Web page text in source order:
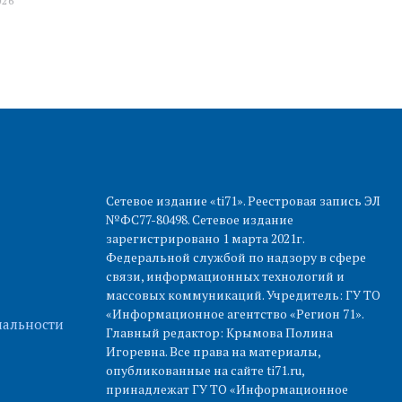
Сетевое издание «ti71». Реестровая запись ЭЛ
№ФС77-80498. Сетевое издание
зарегистрировано 1 марта 2021г.
Федеральной службой по надзору в сфере
связи, информационных технологий и
массовых коммуникаций. Учредитель: ГУ ТО
«Информационное агентство «Регион 71».
Главный редактор: Крымова Полина
Игоревна. Все права на материалы,
опубликованные на сайте ti71.ru,
принадлежат ГУ ТО «Информационное